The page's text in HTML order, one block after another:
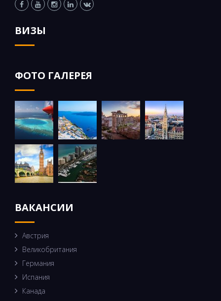
ВИЗЫ
ФОТО ГАЛЕРЕЯ
ВАКАНСИИ
Австрия
Великобритания
Германия
Испания
Канада